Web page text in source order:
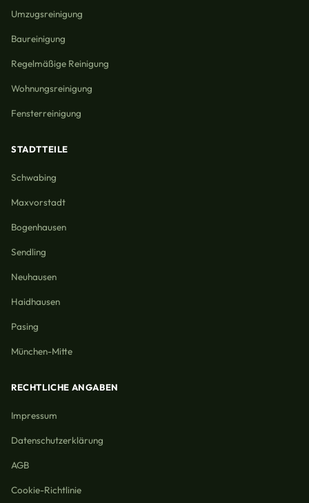
Umzugsreinigung
Baureinigung
Regelmäßige Reinigung
Wohnungsreinigung
Fensterreinigung
STADTTEILE
Schwabing
Maxvorstadt
Bogenhausen
Sendling
Neuhausen
Haidhausen
Pasing
München-Mitte
RECHTLICHE ANGABEN
Impressum
Datenschutzerklärung
AGB
Cookie-Richtlinie